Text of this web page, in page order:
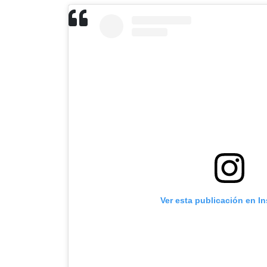
Ver esta publicación en